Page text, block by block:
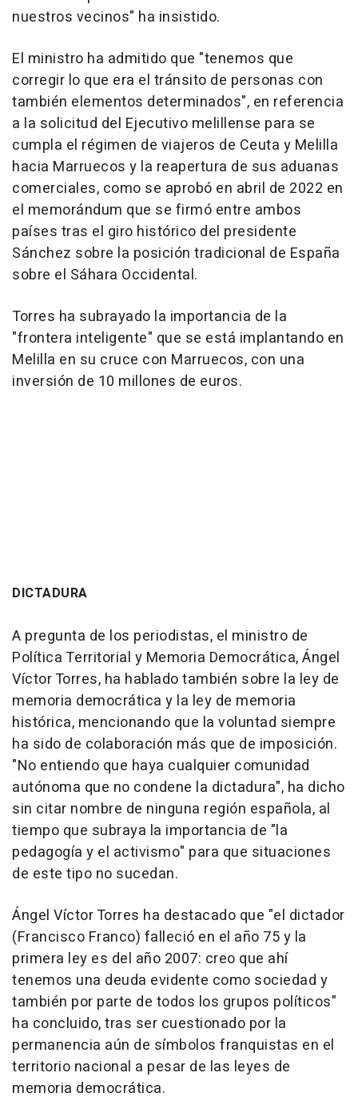
nuestros vecinos" ha insistido.
El ministro ha admitido que "tenemos que
corregir lo que era el tránsito de personas con
también elementos determinados", en referencia
a la solicitud del Ejecutivo melillense para se
cumpla el régimen de viajeros de Ceuta y Melilla
hacia Marruecos y la reapertura de sus aduanas
comerciales, como se aprobó en abril de 2022 en
el memorándum que se firmó entre ambos
países tras el giro histórico del presidente
Sánchez sobre la posición tradicional de España
sobre el Sáhara Occidental.
Torres ha subrayado la importancia de la
"frontera inteligente" que se está implantando en
Melilla en su cruce con Marruecos, con una
inversión de 10 millones de euros.
DICTADURA
A pregunta de los periodistas, el ministro de
Política Territorial y Memoria Democrática, Ángel
Víctor Torres, ha hablado también sobre la ley de
memoria democrática y la ley de memoria
histórica, mencionando que la voluntad siempre
ha sido de colaboración más que de imposición.
"No entiendo que haya cualquier comunidad
autónoma que no condene la dictadura", ha dicho
sin citar nombre de ninguna región española, al
tiempo que subraya la importancia de "la
pedagogía y el activismo" para que situaciones
de este tipo no sucedan.
Ángel Víctor Torres ha destacado que "el dictador
(Francisco Franco) falleció en el año 75 y la
primera ley es del año 2007: creo que ahí
tenemos una deuda evidente como sociedad y
también por parte de todos los grupos políticos"
ha concluido, tras ser cuestionado por la
permanencia aún de símbolos franquistas en el
territorio nacional a pesar de las leyes de
memoria democrática.